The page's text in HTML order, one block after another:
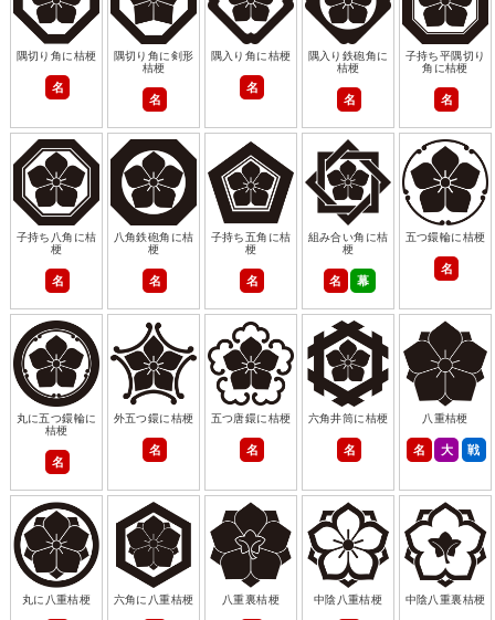
隅切り角に桔梗
名
隅切り角に剣形
桔梗
名
隅入り角に桔梗
名
隅入り鉄砲角に
桔梗
名
子持ち平隅切り
角に桔梗
名
子持ち八角に桔
梗
名
八角鉄砲角に桔
梗
名
子持ち五角に桔
梗
名
組み合い角に桔
梗
名 幕
五つ鐶輪に桔梗
名
丸に五つ鐶輪に
桔梗
名
外五つ鐶に桔梗
名
五つ唐鐶に桔梗
名
六角井筒に桔梗
名
八重桔梗
名 大 戦
丸に八重桔梗 六角に八重桔梗 八重裏桔梗 中陰八重桔梗 中陰八重裏桔梗